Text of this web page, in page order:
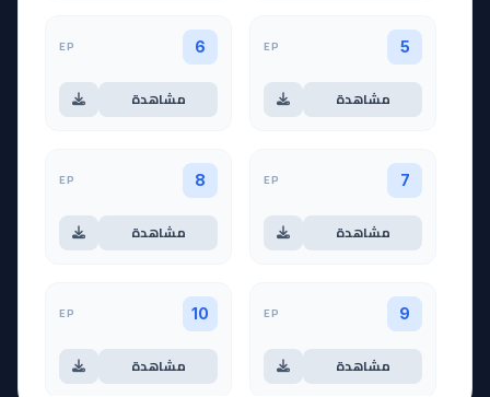
5
EP
مشاهدة
6
EP
مشاهدة
7
EP
مشاهدة
8
EP
مشاهدة
9
EP
مشاهدة
10
EP
مشاهدة